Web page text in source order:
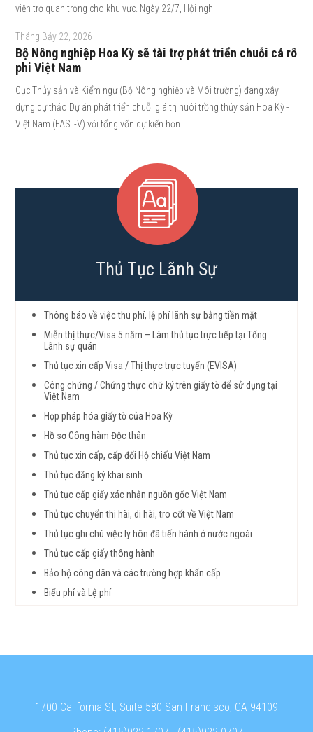
viện trợ quan trọng cho khu vực. Ngày 22/7, Hội nghị
Tháng Bảy 22, 2026
Bộ Nông nghiệp Hoa Kỳ sẽ tài trợ phát triển chuỗi cá rô
phi Việt Nam
Cục Thủy sản và Kiểm ngư (Bộ Nông nghiệp và Môi trường) đang xây
dựng dự thảo Dự án phát triển chuỗi giá trị nuôi trồng thủy sản Hoa Kỳ -
Việt Nam (FAST-V) với tổng vốn dự kiến hơn
Thủ Tục Lãnh Sự
Thông báo về việc thu phí, lệ phí lãnh sự bằng tiền mặt
Miễn thị thực/Visa 5 năm – Làm thủ tục trực tiếp tại Tổng
Lãnh sự quán
Thủ tục xin cấp Visa / Thị thực trực tuyến (EVISA)
Công chứng / Chứng thực chữ ký trên giấy tờ để sử dụng tại
Việt Nam
Hợp pháp hóa giấy tờ của Hoa Kỳ
Hồ sơ Công hàm Độc thân
Thủ tục xin cấp, cấp đổi Hộ chiếu Việt Nam
Thủ tục đăng ký khai sinh
Thủ tục cấp giấy xác nhận nguồn gốc Việt Nam
Thủ tục chuyển thi hài, di hài, tro cốt về Việt Nam
Thủ tục ghi chú việc ly hôn đã tiến hành ở nước ngoài
Thủ tục cấp giấy thông hành
Bảo hộ công dân và các trường hợp khẩn cấp
Biểu phí và Lệ phí
1700 California St, Suite 580 San Francisco, CA 94109